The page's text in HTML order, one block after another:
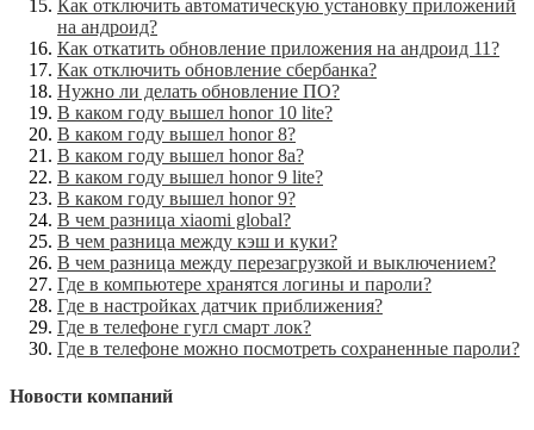
Как отключить автоматическую установку приложений
на андроид?
Как откатить обновление приложения на андроид 11?
Как отключить обновление сбербанка?
Нужно ли делать обновление ПО?
В каком году вышел honor 10 lite?
В каком году вышел honor 8?
В каком году вышел honor 8a?
В каком году вышел honor 9 lite?
В каком году вышел honor 9?
В чем разница xiaomi global?
В чем разница между кэш и куки?
В чем разница между перезагрузкой и выключением?
Где в компьютере хранятся логины и пароли?
Где в настройках датчик приближения?
Где в телефоне гугл смарт лок?
Где в телефоне можно посмотреть сохраненные пароли?
Новости компаний